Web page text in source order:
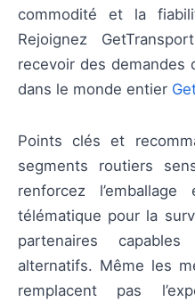
commodité et la
Rejoignez
recevoir des demandes
dans le monde entier
Points clés et
segments routiers
renforcez
télématique pour la
partenaires
alternatifs. Même les
remplacent pas